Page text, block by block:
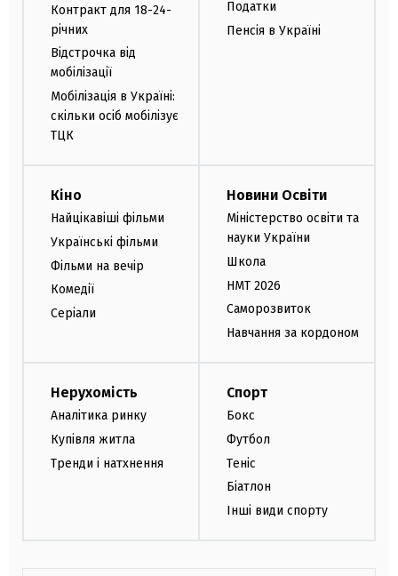
Контракт для 18-24-
річних
Відстрочка від
мобілізації
Мобілізація в Україні:
скільки осіб мобілізує
ТЦК
Податки
Пенсія в Україні
Кіно
Найцікавіші фільми
Українські фільми
Фільми на вечір
Комедії
Серіали
Новини Освіти
Міністерство освіти та
науки України
Школа
НМТ 2026
Саморозвиток
Навчання за кордоном
Нерухомість
Аналітика ринку
Купівля житла
Тренди і натхнення
Спорт
Бокс
Футбол
Теніс
Біатлон
Інші види спорту